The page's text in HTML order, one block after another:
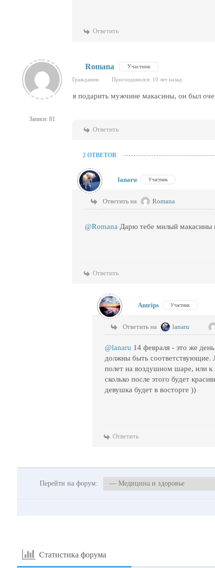
Ответить
Записи: 81
Romana Участник
Гражданин Присоединился: 10 лет назад
я подарить мужчине макасины, он был
Ответить
2 ОТВЕТОВ
lanaru Участник
Ответить на Romana
@Romana Дарю тебе милый макасины
Ответить
Antrips Участник
Ответить на lanaru
@lanaru 14 февраля - это же
должны быть соответствующие.
полет на воздушном шаре, или к
сколько после этого будет
девушка будет в восторге ))
Ответить
Перейти на форум:
Статистика форума